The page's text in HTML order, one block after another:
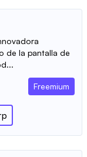
de la pantalla de
Freemium